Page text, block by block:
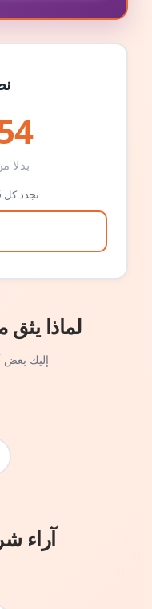
بدلا
تجدد كل 6 أشهر بالسعر الأصلي
لماذا يثق
إليك بعض
آراء